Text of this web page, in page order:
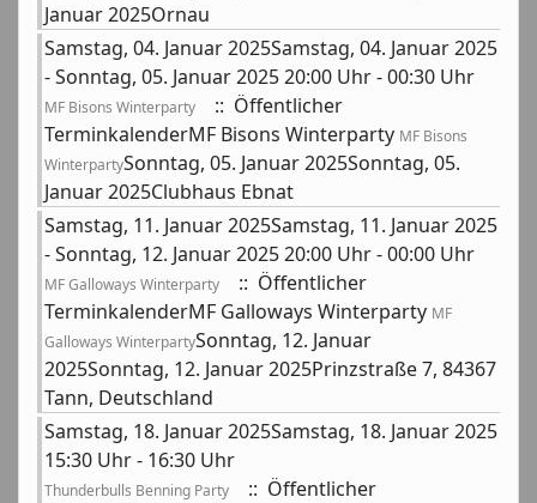
Januar 2025Ornau
Samstag, 04. Januar 2025Samstag, 04. Januar 2025
- Sonntag, 05. Januar 2025 20:00 Uhr - 00:30 Uhr
MF Bisons Winterparty
:: Öffentlicher
TerminkalenderMF Bisons Winterparty MF Bisons
WinterpartySonntag, 05. Januar 2025Sonntag, 05.
Januar 2025Clubhaus Ebnat
Samstag, 11. Januar 2025Samstag, 11. Januar 2025
- Sonntag, 12. Januar 2025 20:00 Uhr - 00:00 Uhr
MF Galloways Winterparty
:: Öffentlicher
TerminkalenderMF Galloways Winterparty MF
Galloways WinterpartySonntag, 12. Januar
2025Sonntag, 12. Januar 2025Prinzstraße 7, 84367
Tann, Deutschland
Samstag, 18. Januar 2025Samstag, 18. Januar 2025
15:30 Uhr - 16:30 Uhr
Thunderbulls Benning Party
:: Öffentlicher